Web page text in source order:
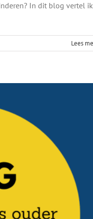
In dit blog vertel ik
Lees